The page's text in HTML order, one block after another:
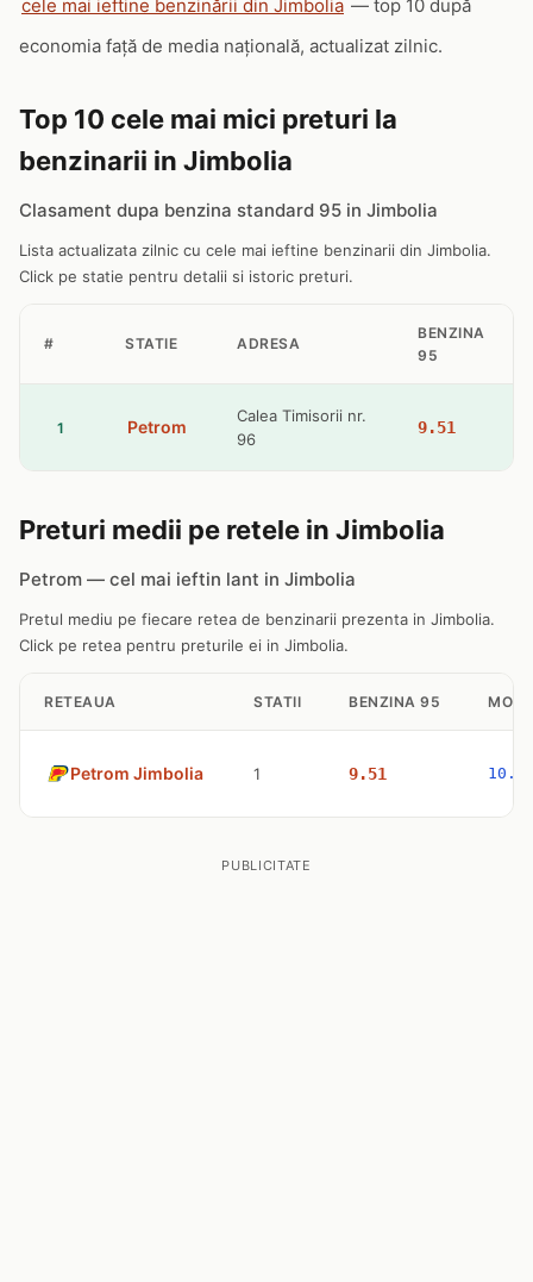
cele mai ieftine benzinării din Jimbolia — top 10 după
economia față de media națională, actualizat zilnic.
Top 10 cele mai mici preturi la
benzinarii in Jimbolia
Clasament dupa benzina standard 95 in Jimbolia
Lista actualizata zilnic cu cele mai ieftine benzinarii din Jimbolia.
Click pe statie pentru detalii si istoric preturi.
# STATIE ADRESA
BENZINA
95
1 Petrom
Calea Timisorii nr.
96
9.51
Preturi medii pe retele in Jimbolia
Petrom — cel mai ieftin lant in Jimbolia
Pretul mediu pe fiecare retea de benzinarii prezenta in Jimbolia.
Click pe retea pentru preturile ei in Jimbolia.
RETEAUA STATII BENZINA 95
Petrom Jimbolia 1 9.51
PUBLICITATE